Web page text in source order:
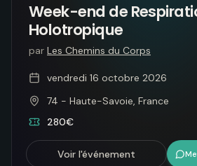
Week-end de
Holotropique
par Les Chemins du Corps
vendredi 16 octobre 2026
74 - Haute-Savoie, France
280€
Voir l'événement